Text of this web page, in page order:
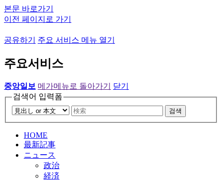
본문 바로가기
이전 페이지로 가기
공유하기 주요 서비스 메뉴 열기
주요서비스
중앙일보 메가메뉴로 돌아가기
닫기
검색어 입력폼
검색
HOME
最新記事
ニュース
政治
経済